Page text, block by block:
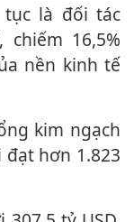
16,5%
nền kinh tế
hơn 1.823